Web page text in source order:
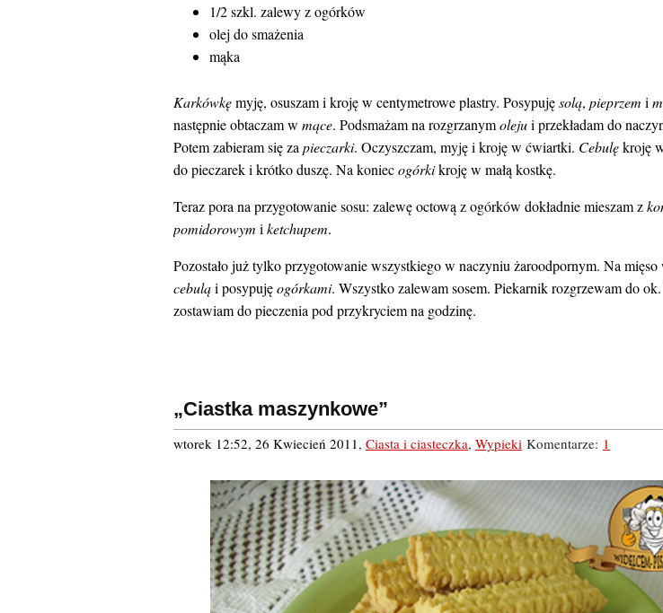
1/2 szkl. zalewy z ogórków
olej do smażenia
mąka
Karkówkęmyję, osuszam i kroję w centymetrowe plastry. Posypujęsolą, pieprzem i
następnie obtaczam w mące. Podsmażam na rozgrzanymolejui przekładam do
Potem zabieram się za pieczarki. Oczyszczam, myję i kroję w ćwiartki. Cebulękroję
do pieczarek i krótko duszę. Na koniecogórkikroję w małą kostkę.
Teraz pora na przygotowanie sosu: zalewę octową z ogórków dokładnie mieszam z
pomidorowym i ketchupem.
Pozostało już tylko przygotowanie wszystkiego w naczyniu żaroodpornym. Na mięso
cebuląi posypujęogórkami. Wszystko zalewam sosem. Piekarnik rozgrzewam do
zostawiam do pieczenia pod przykryciem na godzinę.
„Ciastka maszynkowe”
wtorek 12:52, 26 Kwiecień 2011, Ciasta i ciasteczka, Wypieki Komentarze: 1